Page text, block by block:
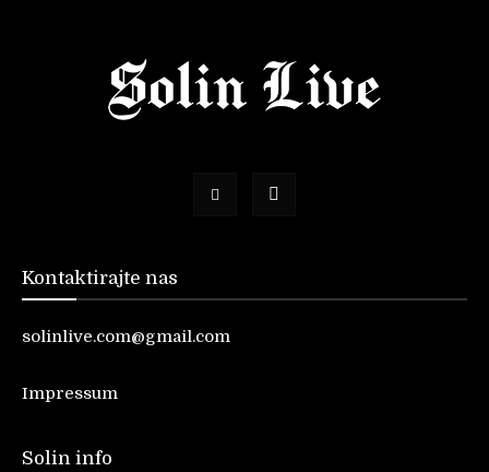
Kontaktirajte nas
solinlive.com@gmail.com
Impressum
Solin info